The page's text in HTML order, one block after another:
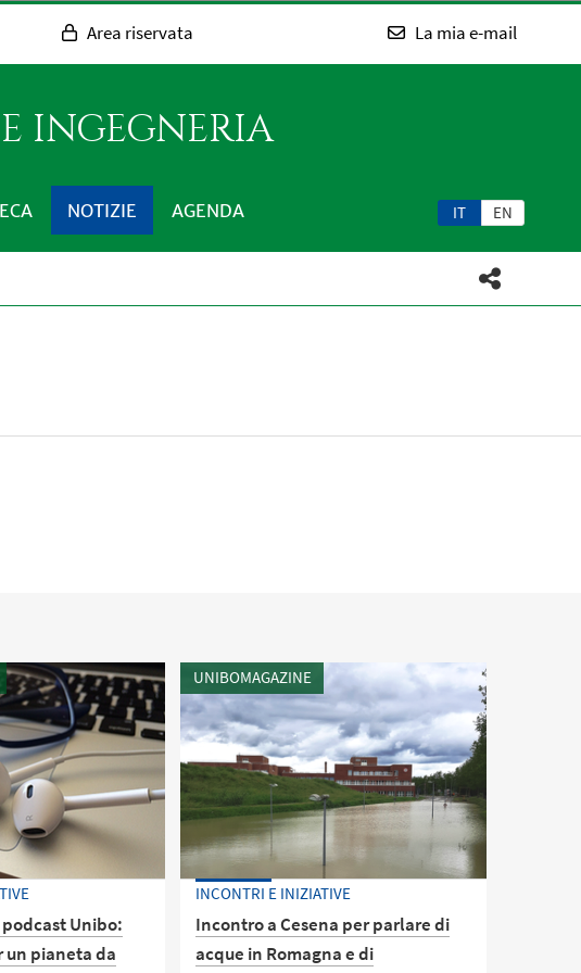
Area riservata La mia e-mail
INGEGNERIA
IT EN
NOTIZIE AGENDA
Unibo:
un pianeta da
UNIBOMAGAZINE
INCONTRI E INIZIATIVE
Incontro a Cesena per parlare di
acque in Romagna e di